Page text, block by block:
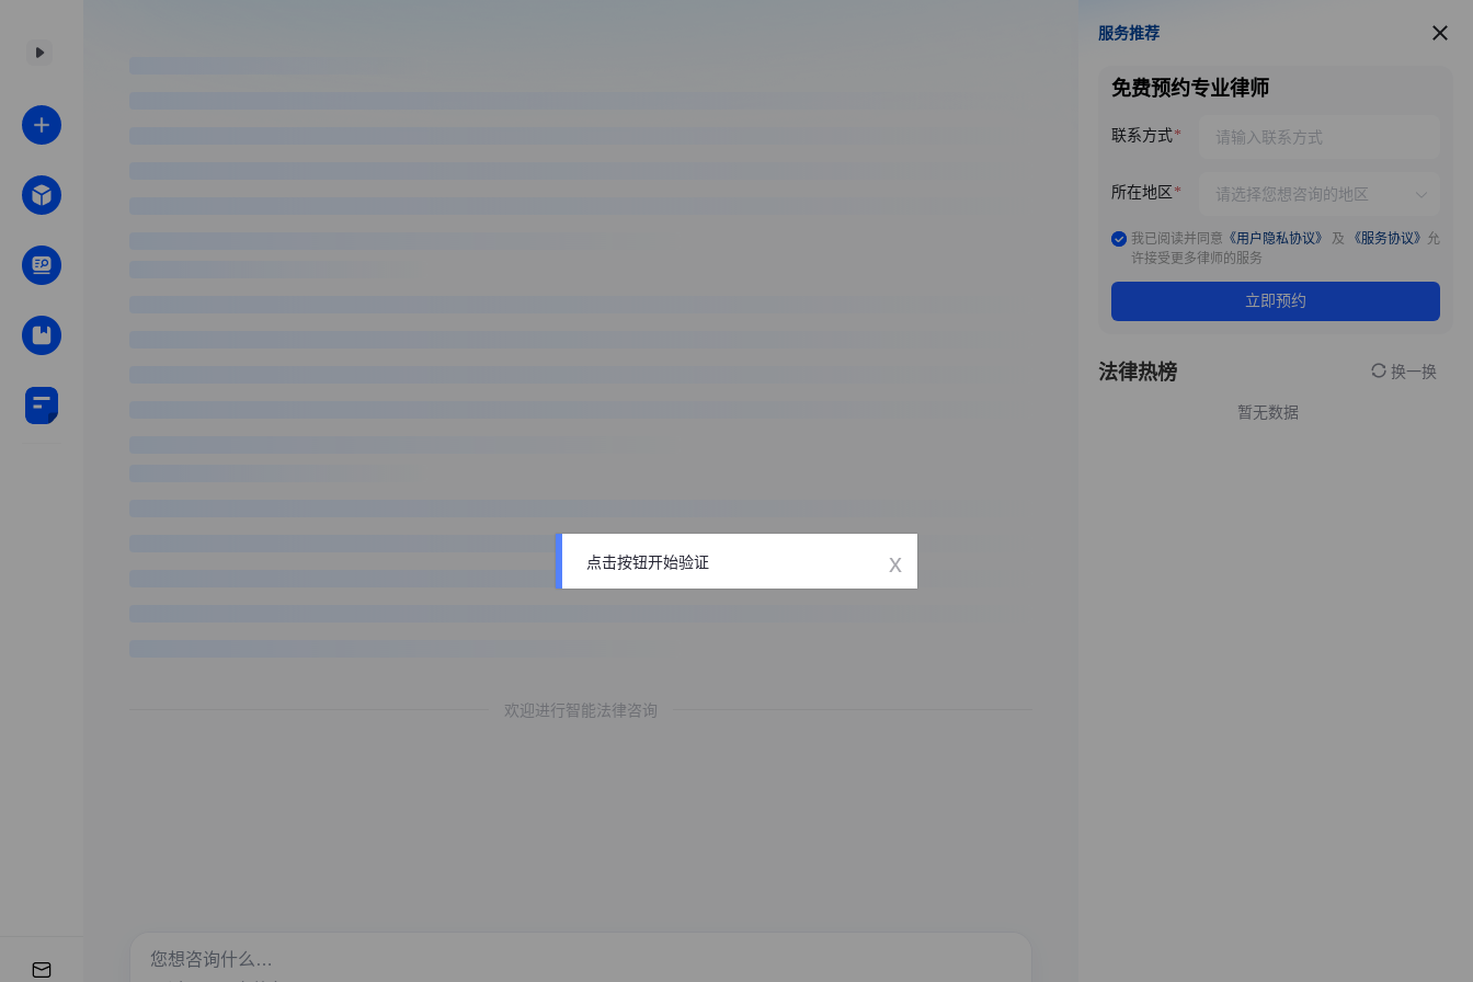
欢迎进行智能法律咨询
服务推荐
服务推荐
免费预约专业律师
联系方式
所在地区
我已阅读并同意 《用户隐私协议》 及 《服务协议》 允
许接受更多律师的服务
立即预约
法律热榜 换一换
暂无数据
点击按钮开始验证 x